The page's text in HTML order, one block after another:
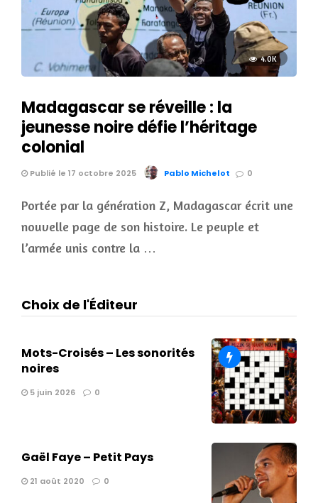
4.0K
Madagascar se réveille : la
jeunesse noire défie l’héritage
colonial
Publié le 17 octobre 2025 Pablo Michelot 0
Portée par la génération Z, Madagascar écrit une
nouvelle page de son histoire. Le peuple et
l’armée unis contre la …
Choix de l'Éditeur
Mots-Croisés – Les sonorités
noires
5 juin 2026 0
Gaël Faye – Petit Pays
21 août 2020 0